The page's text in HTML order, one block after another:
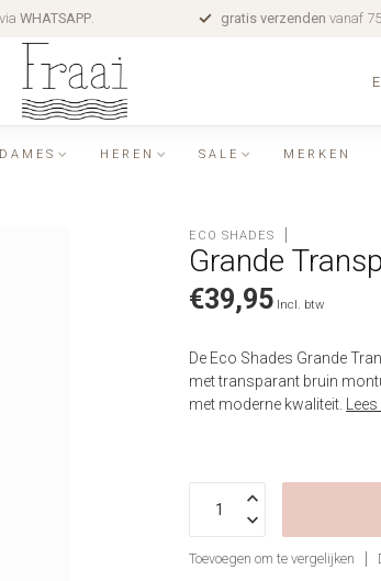
WHATSAPP. gratis verzenden vanaf
DAMES HEREN SALE MERKEN
ECO SHADES
Grande
€39,95 Incl. btw
De Eco Shades Grande
met transparant bruin
met moderne kwaliteit.
Toevoegen om te vergelijken